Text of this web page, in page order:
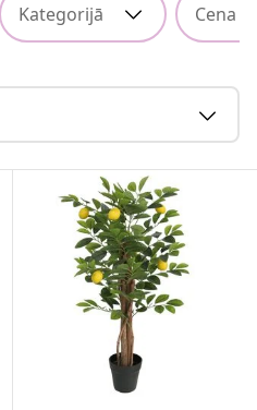
Kategorijā Cena